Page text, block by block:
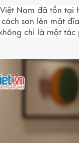
Nam đã tồn tại
sơn lên mặt
chỉ là một